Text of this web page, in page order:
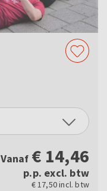
Vanaf € 14,46
p.p. excl. btw
€ 17,50 incl. btw